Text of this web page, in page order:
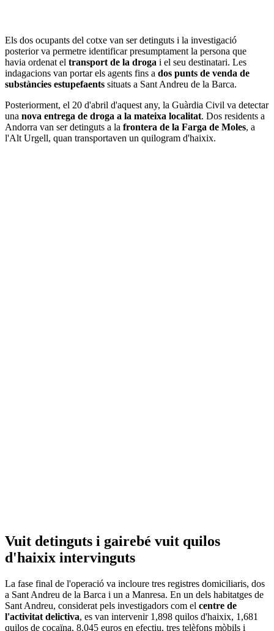
Els dos ocupants del cotxe van ser detinguts i la investigació
posterior va permetre identificar presumptament la persona que
havia ordenat el transport de la droga i el seu destinatari. Les
indagacions van portar els agents fins a dos punts de venda de
substàncies estupefaents situats a Sant Andreu de la Barca.
Posteriorment, el 20 d'abril d'aquest any, la Guàrdia Civil va detectar
una nova entrega de droga a la mateixa localitat. Dos residents a
Andorra van ser detinguts a la frontera de la Farga de Moles, a
l'Alt Urgell, quan transportaven un quilogram d'haixix.
Vuit detinguts i gairebé vuit quilos
d'haixix intervinguts
La fase final de l'operació va incloure tres registres domiciliaris, dos
a Sant Andreu de la Barca i un a Manresa. En un dels habitatges de
Sant Andreu, considerat pels investigadors com el centre de
l'activitat delictiva, es van intervenir 1,898 quilos d'haixix, 1,681
quilos de cocaïna, 8.045 euros en efectiu, tres telèfons mòbils i